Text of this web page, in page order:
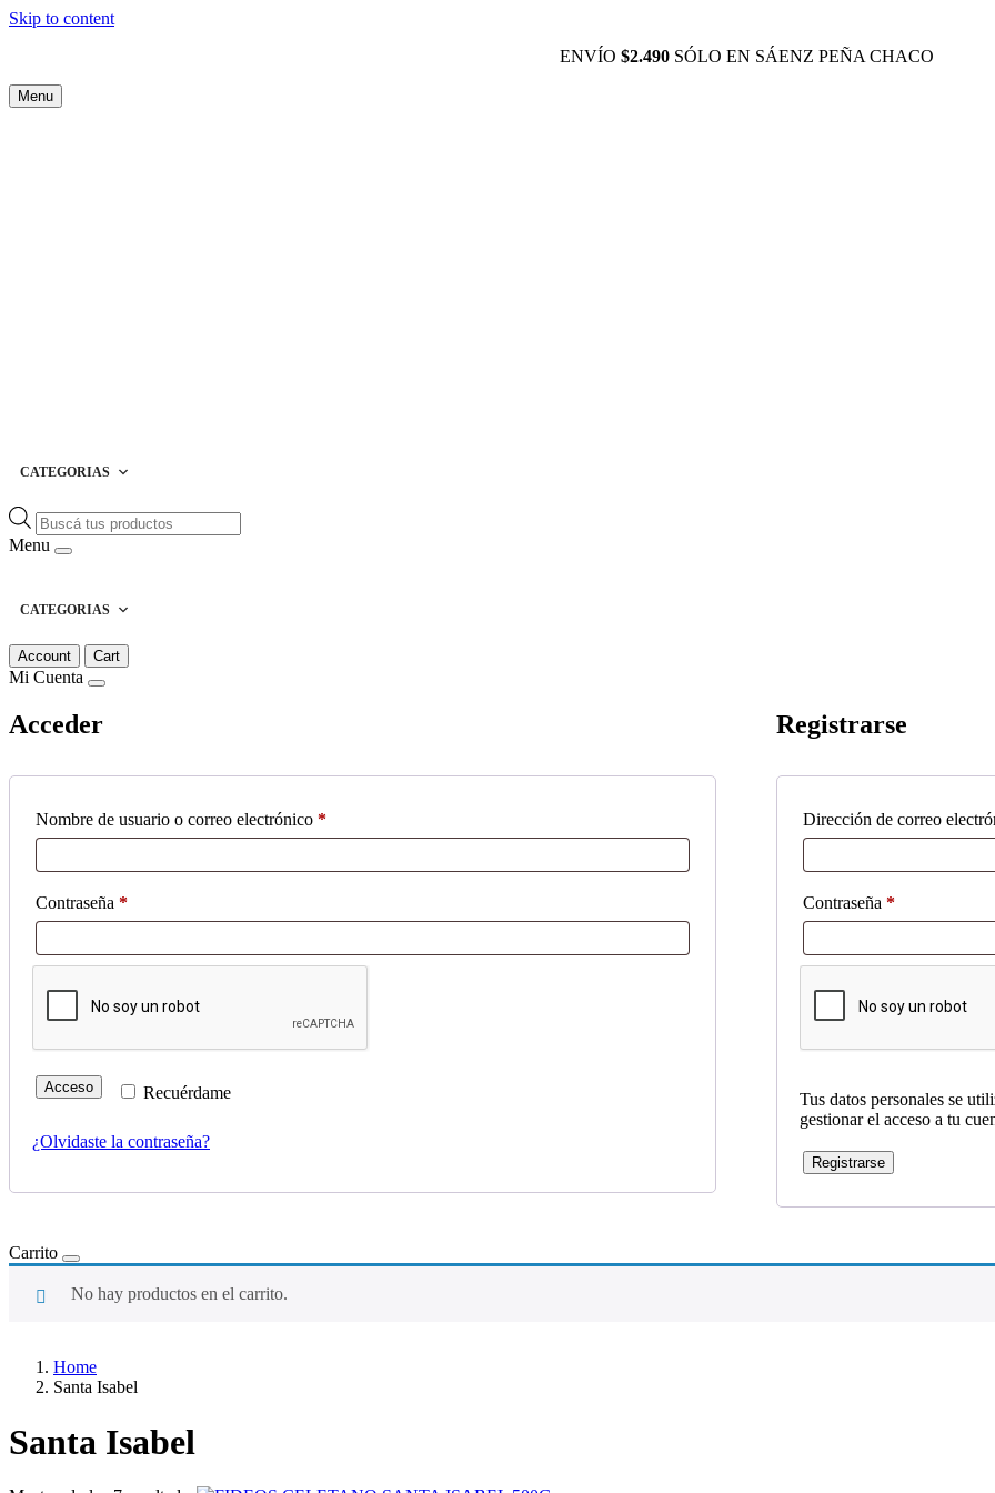
Skip to content
ENVÍO $2.490 SÓLO EN SÁENZ PEÑA CHACO
Menu
CATEGORIAS
Búsqueda
de
productos
Menu
CATEGORIAS
Account Cart
Mi Cuenta
Acceder
Nombre de usuario o correo electrónico *Obligatorio
Contraseña *Obligatorio
Recuérdame
Acceso
¿Olvidaste la contraseña?
Registrarse
Dirección de correo
Contraseña *Obligatorio
Tus datos personales se
gestionar el acceso a tu
Registrarse
Carrito
No hay productos en el carrito.
Home
Santa Isabel
Santa Isabel